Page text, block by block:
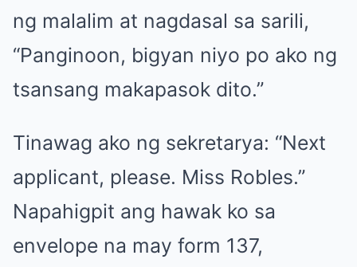
ng malalim at nagdasal sa sarili,
“Panginoon, bigyan niyo po ako ng
tsansang makapasok dito.”
Tinawag ako ng sekretarya: “Next
applicant, please. Miss Robles.”
Napahigpit ang hawak ko sa
envelope na may form 137,